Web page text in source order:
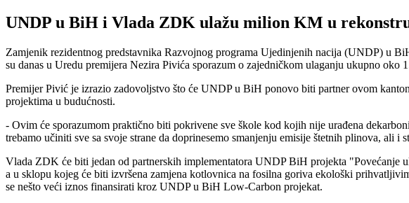
UNDP u BiH i Vlada ZDK ulažu milion KM u
Zamjenik rezidentnog predstavnika Razvojnog programa Ujedinjenih nacija (UNDP) u
su danas u Uredu premijera Nezira Pivića sporazum o zajedničkom ulaganju ukupno
Premijer Pivić je izrazio zadovoljstvo što će UNDP u BiH ponovo biti partner ovom
projektima u budućnosti.
- Ovim će sporazumom praktično biti pokrivene sve škole kod kojih nije urađena
trebamo učiniti sve sa svoje strane da doprinesemo smanjenju emisije štetnih plinova, ali
Vlada ZDK će biti jedan od partnerskih implementatora UNDP BiH projekta
a u sklopu kojeg će biti izvršena zamjena kotlovnica na fosilna goriva ekološki
se nešto veći iznos finansirati kroz UNDP u BiH Low-Carbon projekat.